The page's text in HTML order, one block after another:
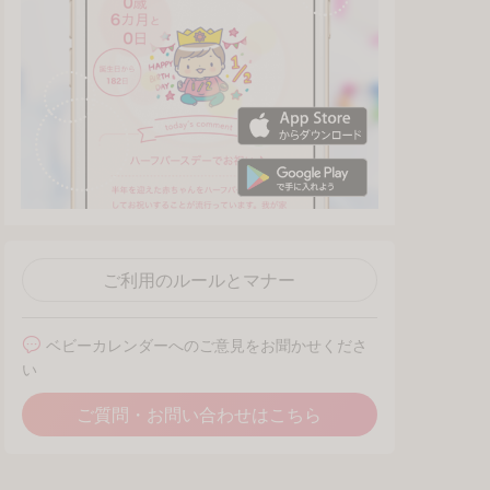
ご利用のルールとマナー
ベビーカレンダーへのご意見をお聞かせくださ
い
ご質問・お問い合わせはこちら